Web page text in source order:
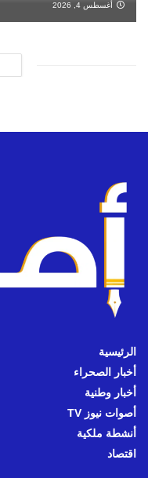
أغسطس 4, 2026
الرئيسية
أخبار الصحراء
أخبار وطنية
أصوات نيوز TV
أنشطة ملكية
اقتصاد